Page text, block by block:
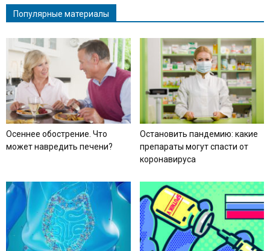
Популярные материалы
Осеннее обострение. Что
может навредить печени?
Остановить пандемию: какие
препараты могут спасти от
коронавируса